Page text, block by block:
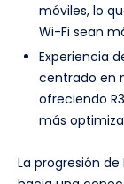
móviles, lo
Wi-Fi sean
Experiencia
centrado en
ofreciendo
más
La progresión de